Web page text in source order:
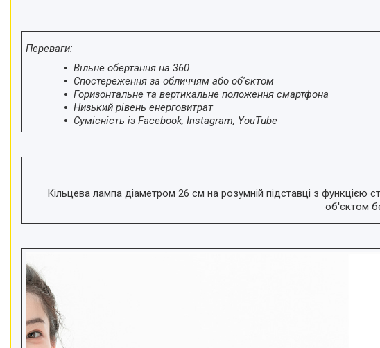
обладнання
Перехідники для фототехніки і
адаптери
Мікрофони, стійки, пантографи
Міні вітрові машини
Генератори диму
відеозйомки
Аксесуари для мобільних
Товари для дому
Знижки
Сертифікати
Переваги:
Вільне обертання на 360
Спостереження за обличчям або об'єктом
Горизонтальне та вертикальне положення смартфона
Низький рівень енерговитрат
Сумісність із Facebook, Instagram, YouTube
Кільцева лампа діаметром 26 см на розумній підставці з функцією
об'єктом